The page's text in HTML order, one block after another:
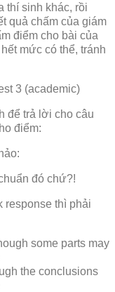
thí sinh khác, rồi
quả chấm của giám
điểm cho bài của
mức có thể, tránh
3 (academic)
để trả lời cho câu
điểm:
đó chứ?!
response thì phải
some parts may
the conclusions